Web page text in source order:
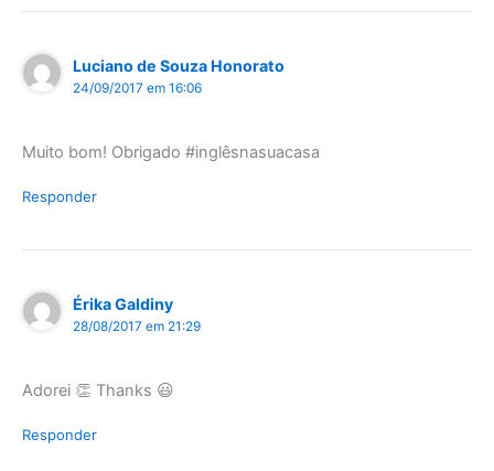
Luciano de Souza Honorato
24/09/2017 em 16:06
Muito bom! Obrigado #inglêsnasuacasa
Responder
Érika Galdiny
28/08/2017 em 21:29
Adorei 👏 Thanks 😃
Responder